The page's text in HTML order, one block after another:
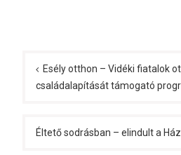
navigáció
Esély otthon – Vidéki fiatalok
családalapítását támogató
Éltető sodrásban – elindult a